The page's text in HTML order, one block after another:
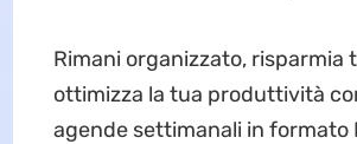
Rimani organizzato, risparmia
ottimizza la tua produttività
agende settimanali in formato